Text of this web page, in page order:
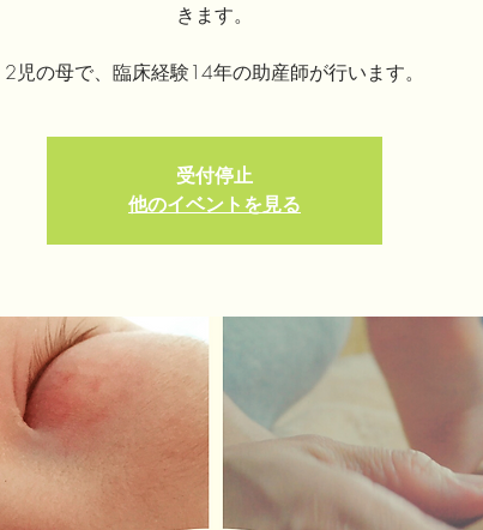
きます。
2児の母で、臨床経験14年の助産師が行います。
受付停止
他のイベントを見る